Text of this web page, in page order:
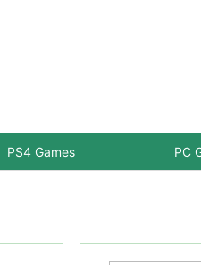
PS4 Games PC